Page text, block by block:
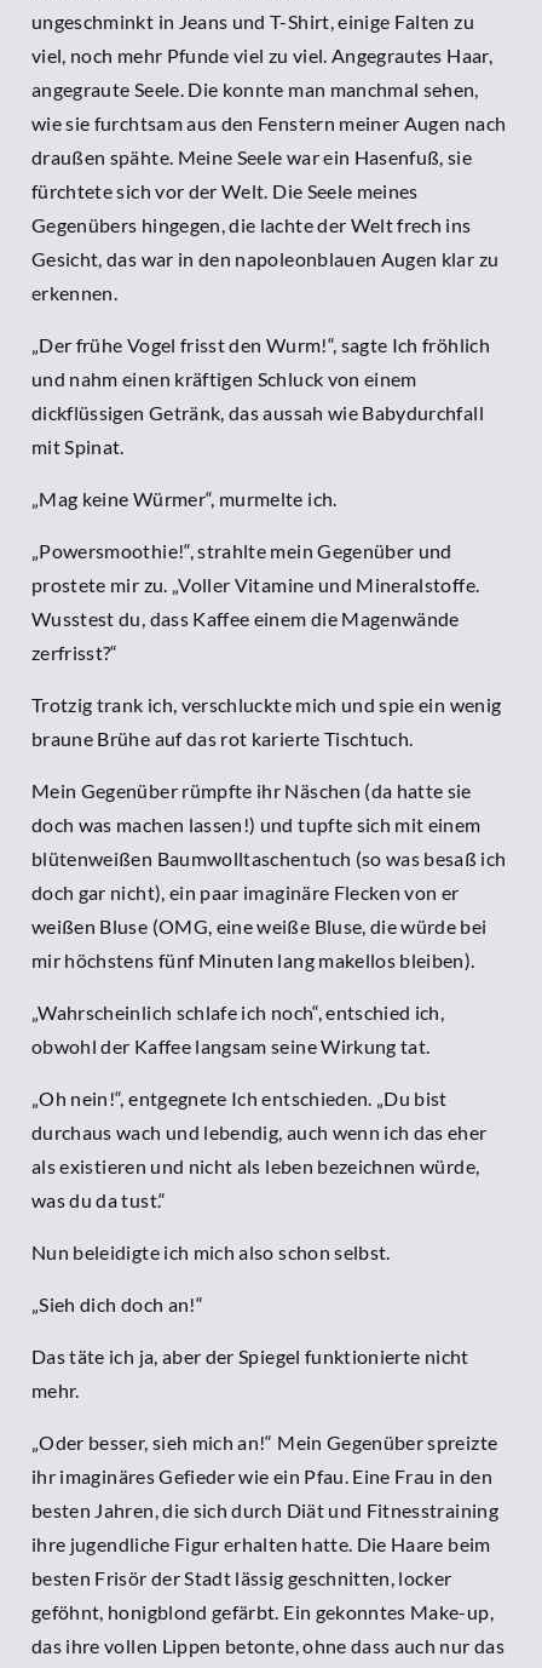
ungeschminkt in Jeans und T-Shirt, einige Falten zu
viel, noch mehr Pfunde viel zu viel. Angegrautes Haar,
angegraute Seele. Die konnte man manchmal sehen,
wie sie furchtsam aus den Fenstern meiner Augen nach
draußen spähte. Meine Seele war ein Hasenfuß, sie
fürchtete sich vor der Welt. Die Seele meines
Gegenübers hingegen, die lachte der Welt frech ins
Gesicht, das war in den napoleonblauen Augen klar zu
erkennen.
„Der frühe Vogel frisst den Wurm!“, sagte Ich fröhlich
und nahm einen kräftigen Schluck von einem
dickflüssigen Getränk, das aussah wie Babydurchfall
mit Spinat.
„Mag keine Würmer“, murmelte ich.
„Powersmoothie!“, strahlte mein Gegenüber und
prostete mir zu. „Voller Vitamine und Mineralstoffe.
Wusstest du, dass Kaffee einem die Magenwände
zerfrisst?“
Trotzig trank ich, verschluckte mich und spie ein wenig
braune Brühe auf das rot karierte Tischtuch.
Mein Gegenüber rümpfte ihr Näschen (da hatte sie
doch was machen lassen!) und tupfte sich mit einem
blütenweißen Baumwolltaschentuch (so was besaß ich
doch gar nicht), ein paar imaginäre Flecken von er
weißen Bluse (OMG, eine weiße Bluse, die würde bei
mir höchstens fünf Minuten lang makellos bleiben).
„Wahrscheinlich schlafe ich noch“, entschied ich,
obwohl der Kaffee langsam seine Wirkung tat.
„Oh nein!“, entgegnete Ich entschieden. „Du bist
durchaus wach und lebendig, auch wenn ich das eher
als existieren und nicht als leben bezeichnen würde,
was du da tust.“
Nun beleidigte ich mich also schon selbst.
„Sieh dich doch an!“
Das täte ich ja, aber der Spiegel funktionierte nicht
mehr.
„Oder besser, sieh mich an!“ Mein Gegenüber spreizte
ihr imaginäres Gefieder wie ein Pfau. Eine Frau in den
besten Jahren, die sich durch Diät und Fitnesstraining
ihre jugendliche Figur erhalten hatte. Die Haare beim
besten Frisör der Stadt lässig geschnitten, locker
geföhnt, honigblond gefärbt. Ein gekonntes Make-up,
das ihre vollen Lippen betonte, ohne dass auch nur das